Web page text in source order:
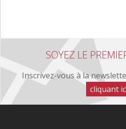
SOYEZ LE
Inscrivez-vous à la
cliquant